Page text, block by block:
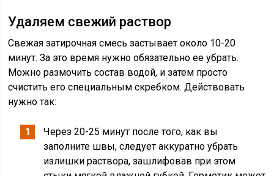
Удаляем свежий раствор
Свежая затирочная смесь застывает около 10-20
минут. За это время нужно обязательно ее убрать.
Можно размочить состав водой, и затем просто
счистить его специальным скребком. Действовать
нужно так:
Через 20-25 минут после того, как вы
заполните швы, следует аккуратно убрать
излишки раствора, зашлифовав при этом